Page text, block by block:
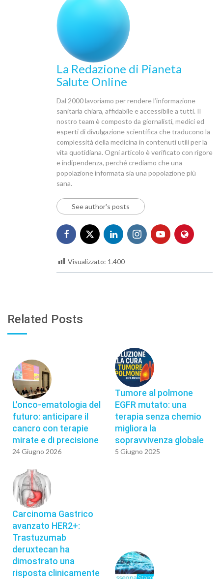
La Redazione di Pianeta
Salute Online
Dal 2000 lavoriamo per rendere l’informazione
sanitaria chiara, affidabile e accessibile a tutti. Il
nostro team è composto da giornalisti, medici ed
esperti di divulgazione scientifica che traducono la
complessità della medicina in contenuti utili per la
vita quotidiana. Ogni articolo è verificato con rigore
e indipendenza, perché crediamo che una
popolazione informata sia una popolazione più
sana.
See author's posts
Visualizzato: 1.400
Related Posts
L'onco-ematologia del
futuro: anticipare il
cancro con terapie
mirate e di precisione
24 Giugno 2026
Tumore al polmone
EGFR mutato: una
terapia senza chemio
migliora la
sopravvivenza globale
5 Giugno 2025
Carcinoma Gastrico
avanzato HER2+:
Trastuzumab
deruxtecan ha
dimostrato una
risposta clinicamente